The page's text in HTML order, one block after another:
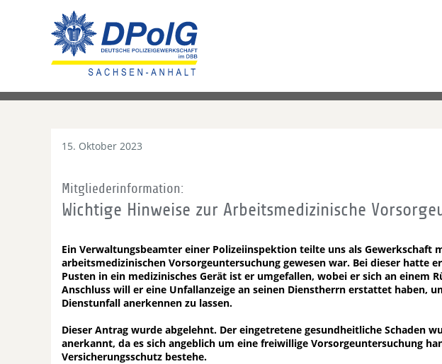
15. Oktober 2023
Mitgliederinformation:
Wichtige Hinweise zur Arbeitsmedizinische
Ein Verwaltungsbeamter einer Polizeiinspektion teilte uns als Gewerkschaft
arbeitsmedizinischen Vorsorgeuntersuchung gewesen war. Bei dieser hatte
Pusten in ein medizinisches Gerät ist er umgefallen, wobei er sich an einem
Anschluss will er eine Unfallanzeige an seinen Dienstherrn erstattet haben,
Dienstunfall anerkennen zu lassen.
Dieser Antrag wurde abgelehnt. Der eingetretene gesundheitliche Schaden
anerkannt, da es sich angeblich um eine freiwillige Vorsorgeuntersuchung
Versicherungsschutz bestehe.